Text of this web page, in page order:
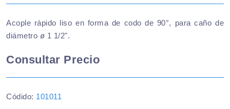
Acople rápido liso en forma de codo de 90°, para caño de
diámetro ø 1 1/2".
Consultar Precio
Códido: 101011